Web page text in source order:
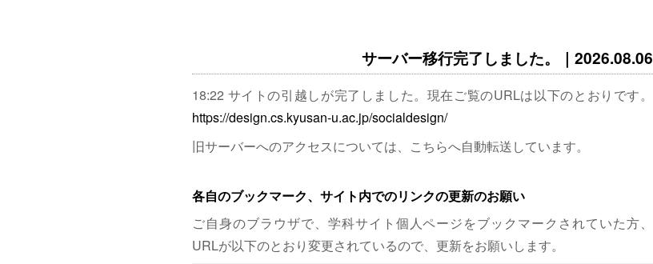
サーバー移行完了しました。｜2026.08.06
18:22 サイトの引越しが完了しました。現在ご覧のURLは以下のとおりです。
https://design.cs.kyusan-u.ac.jp/socialdesign/
旧サーバーへのアクセスについては、こちらへ自動転送しています。
各自のブックマーク、サイト内でのリンクの更新のお願い
ご自身のブラウザで、学科サイト個人ページをブックマークされていた方、
URLが以下のとおり変更されているので、更新をお願いします。